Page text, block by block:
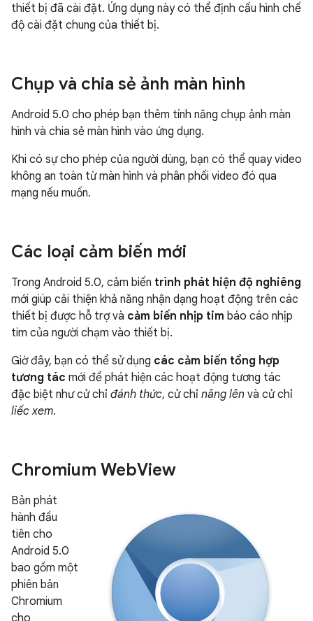
thiết bị đã cài đặt. Ứng dụng này có thể định cấu hình chế
độ cài đặt chung của thiết bị.
Chụp và chia sẻ ảnh màn hình
Android 5.0 cho phép bạn thêm tính năng chụp ảnh màn
hình và chia sẻ màn hình vào ứng dụng.
Khi có sự cho phép của người dùng, bạn có thể quay video
không an toàn từ màn hình và phân phối video đó qua
mạng nếu muốn.
Các loại cảm biến mới
Trong Android 5.0, cảm biến trình phát hiện độ nghiêng
mới giúp cải thiện khả năng nhận dạng hoạt động trên các
thiết bị được hỗ trợ và cảm biến nhịp tim báo cáo nhịp
tim của người chạm vào thiết bị.
Giờ đây, bạn có thể sử dụng các cảm biến tổng hợp
tương tác mới để phát hiện các hoạt động tương tác
đặc biệt như cử chỉ đánh thức, cử chỉ nâng lên và cử chỉ
liếc xem.
Chromium WebView
Bản phát
hành đầu
tiên cho
Android 5.0
bao gồm một
phiên bản
Chromium